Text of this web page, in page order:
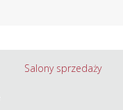
Salony sprzedaży